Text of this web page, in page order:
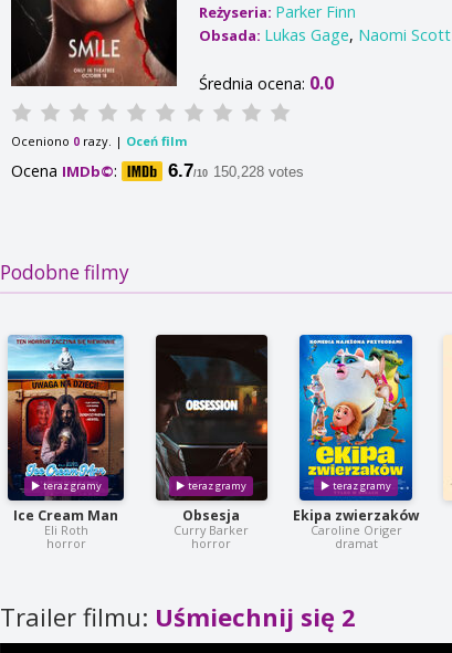
Reżyseria: Parker Finn
Obsada: Lukas Gage, Naomi Scott
Średnia ocena: 0.0
Oceniono 0 razy. | Oceń film
Ocena IMDb©: 6.7/10 150,228 votes
Podobne filmy
Ice Cream Man
Eli Roth
horror
Obsesja
Curry Barker
horror
Ekipa zwierzaków
Caroline Origer
dramat
Trailer filmu: Uśmiechnij się 2